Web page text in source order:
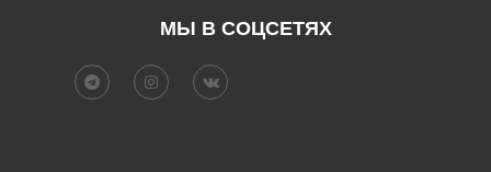
МЫ В СОЦСЕТЯХ